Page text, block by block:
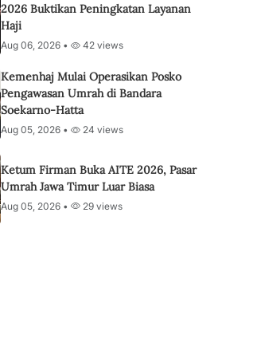
2026 Buktikan Peningkatan Layanan
Haji
Aug 06, 2026 • 42 views
Kemenhaj Mulai Operasikan Posko
Pengawasan Umrah di Bandara
Soekarno-Hatta
Aug 05, 2026 • 24 views
Ketum Firman Buka AITE 2026, Pasar
Umrah Jawa Timur Luar Biasa
Aug 05, 2026 • 29 views